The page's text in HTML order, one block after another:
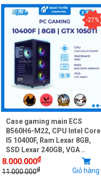
-27%
Case gaming main ECS
B560H6-M22, CPU Intel Core
I5 10400F, Ram Lexar 8GB,
SSD Lexar 240GB, VGA ..
8.000.000₫
11.000.000₫ Giỏ hàng